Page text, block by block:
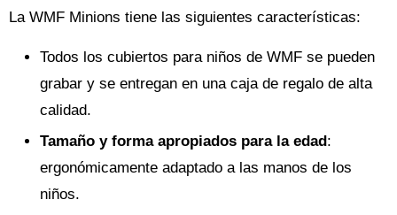
La WMF Minions tiene las siguientes características:
Todos los cubiertos para niños de WMF se pueden
grabar y se entregan en una caja de regalo de alta
calidad.
Tamaño y forma apropiados para la edad:
ergonómicamente adaptado a las manos de los
niños.